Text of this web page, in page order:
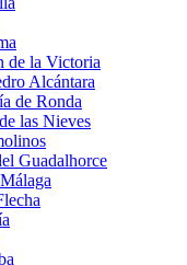
de la Victoria
Alcántara
de Ronda
las Nieves
Guadalhorce